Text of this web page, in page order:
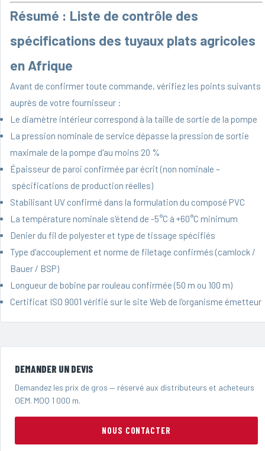
Résumé : Liste de contrôle des
spécifications des tuyaux plats agricoles
en Afrique
Avant de confirmer toute commande, vérifiez les points suivants
auprès de votre fournisseur :
Le diamètre intérieur correspond à la taille de sortie de la pompe
La pression nominale de service dépasse la pression de sortie
maximale de la pompe d'au moins 20 %
Épaisseur de paroi confirmée par écrit (non nominale –
spécifications de production réelles)
Stabilisant UV confirmé dans la formulation du composé PVC
La température nominale s'étend de -5°C à +60°C minimum
Denier du fil de polyester et type de tissage spécifiés
Type d'accouplement et norme de filetage confirmés (camlock /
Bauer / BSP)
Longueur de bobine par rouleau confirmée (50 m ou 100 m)
Certificat ISO 9001 vérifié sur le site Web de l'organisme émetteur
DEMANDER UN DEVIS
Demandez les prix de gros — réservé aux distributeurs et acheteurs
OEM. MOQ 1 000 m.
NOUS CONTACTER